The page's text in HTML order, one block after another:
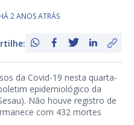
2 ANOS ATRÁS
da Covid-19 nesta quarta-
epidemiológico da
Não houve registro de
com 432 mortes